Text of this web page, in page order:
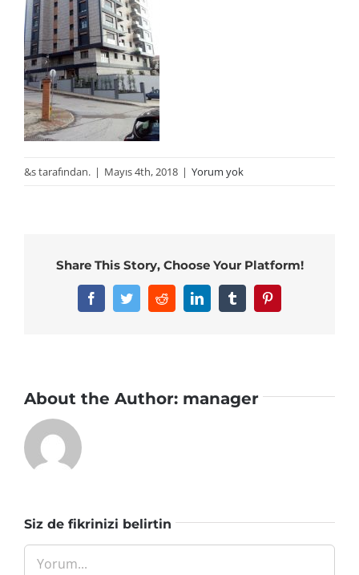
&s tarafından. | Mayıs 4th, 2018 | Yorum yok
Share This Story, Choose Your Platform!
FacebookTwitterRedditLinkedInTumblrPinterest
About the Author: manager
Siz de fikrinizi belirtin